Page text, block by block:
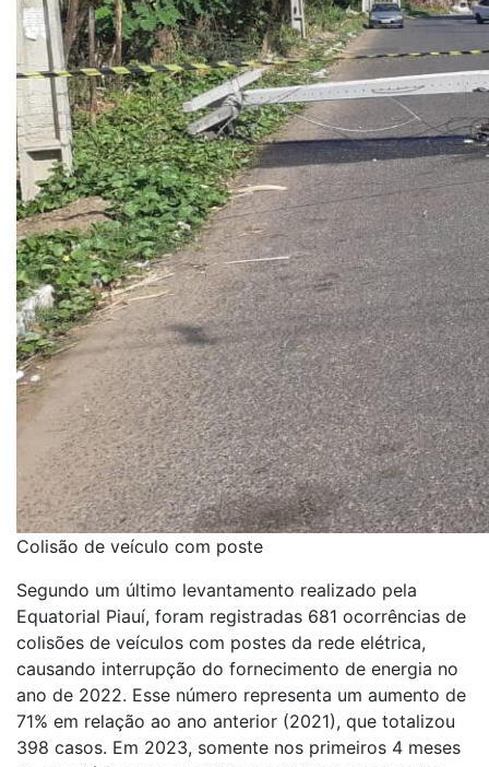
Colisão de veículo com poste
Segundo um último levantamento realizado pela
Equatorial Piauí, foram registradas 681 ocorrências de
colisões de veículos com postes da rede elétrica,
causando interrupção do fornecimento de energia no
ano de 2022. Esse número representa um aumento de
71% em relação ao ano anterior (2021), que totalizou
398 casos. Em 2023, somente nos primeiros 4 meses